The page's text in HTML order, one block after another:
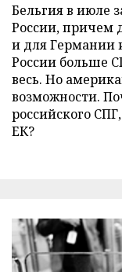
Бельгия в июле
России, причем
и для Германии
России больше
весь. Но
возможности.
российского
ЕК?